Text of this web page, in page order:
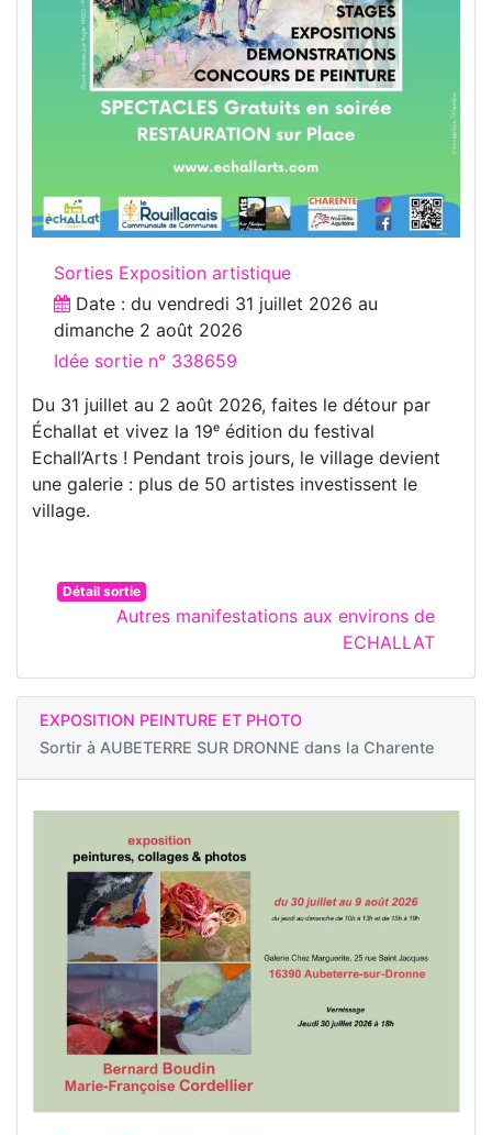
Sorties Exposition artistique
Date : du vendredi 31 juillet 2026 au
dimanche 2 août 2026
Idée sortie n° 338659
Du 31 juillet au 2 août 2026, faites le détour par
Échallat et vivez la 19ᵉ édition du festival
Echall’Arts ! Pendant trois jours, le village devient
une galerie : plus de 50 artistes investissent le
village.
Détail sortie
Autres manifestations aux environs de
ECHALLAT
EXPOSITION PEINTURE ET PHOTO
Sortir à AUBETERRE SUR DRONNE dans la Charente